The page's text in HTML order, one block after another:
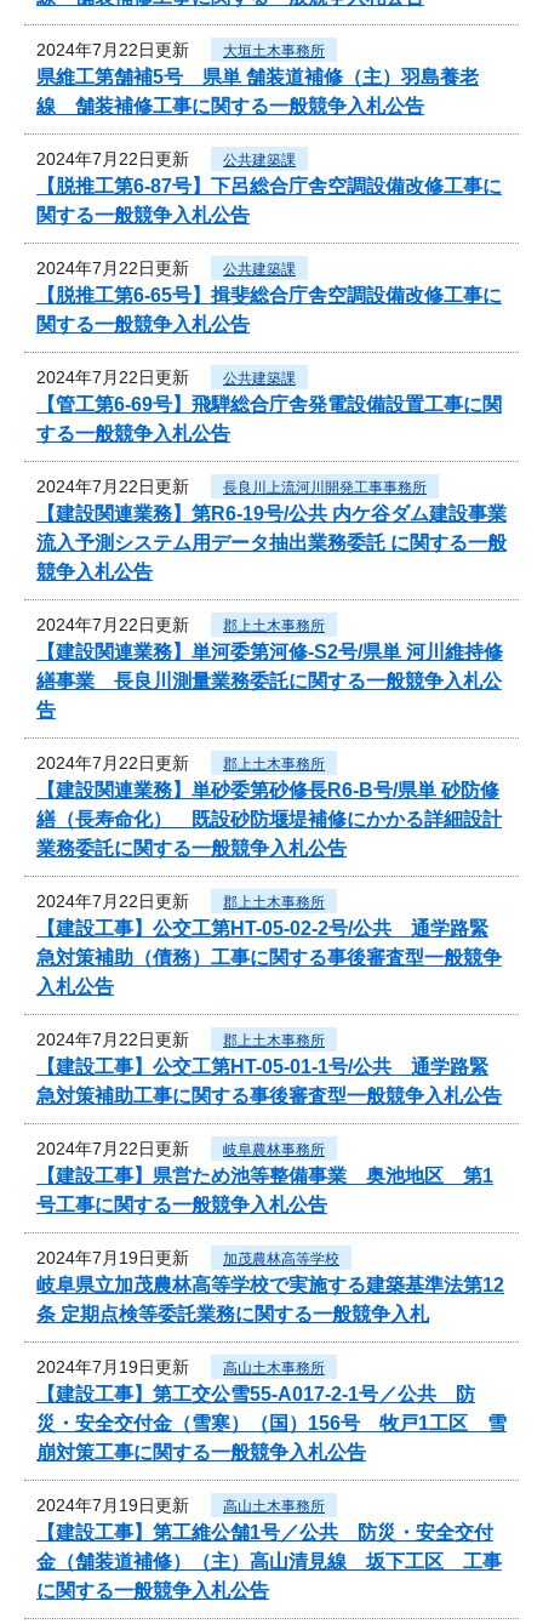
2024年7月22日更新 大垣土木事務所
県維工第舗補5号 県単 舗装道補修（主）羽島養老
線 舗装補修工事に関する一般競争入札公告
2024年7月22日更新 公共建築課
【脱推工第6-87号】下呂総合庁舎空調設備改修工事に
関する一般競争入札公告
2024年7月22日更新 公共建築課
【脱推工第6-65号】揖斐総合庁舎空調設備改修工事に
関する一般競争入札公告
2024年7月22日更新 公共建築課
【管工第6-69号】飛騨総合庁舎発電設備設置工事に関
する一般競争入札公告
2024年7月22日更新 長良川上流河川開発工事事務所
【建設関連業務】第R6-19号/公共 内ケ谷ダム建設事業
流入予測システム用データ抽出業務委託 に関する一般
競争入札公告
2024年7月22日更新 郡上土木事務所
【建設関連業務】単河委第河修-S2号/県単 河川維持修
繕事業 長良川測量業務委託に関する一般競争入札公
告
2024年7月22日更新 郡上土木事務所
【建設関連業務】単砂委第砂修長R6-B号/県単 砂防修
繕（長寿命化） 既設砂防堰堤補修にかかる詳細設計
業務委託に関する一般競争入札公告
2024年7月22日更新 郡上土木事務所
【建設工事】公交工第HT-05-02-2号/公共 通学路緊
急対策補助（債務）工事に関する事後審査型一般競争
入札公告
2024年7月22日更新 郡上土木事務所
【建設工事】公交工第HT-05-01-1号/公共 通学路緊
急対策補助工事に関する事後審査型一般競争入札公告
2024年7月22日更新 岐阜農林事務所
【建設工事】県営ため池等整備事業 奥池地区 第1
号工事に関する一般競争入札公告
2024年7月19日更新 加茂農林高等学校
岐阜県立加茂農林高等学校で実施する建築基準法第12
条 定期点検等委託業務に関する一般競争入札
2024年7月19日更新 高山土木事務所
【建設工事】第工交公雪55-A017-2-1号／公共 防
災・安全交付金（雪寒）（国）156号 牧戸1工区 雪
崩対策工事に関する一般競争入札公告
2024年7月19日更新 高山土木事務所
【建設工事】第工維公舗1号／公共 防災・安全交付
金（舗装道補修）（主）高山清見線 坂下工区 工事
に関する一般競争入札公告